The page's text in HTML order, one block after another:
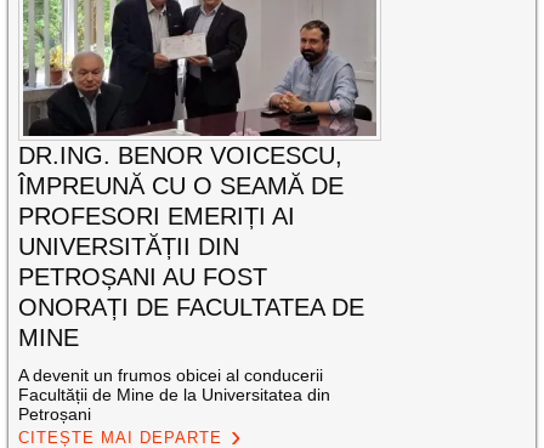
DR.ING. BENOR VOICESCU,
ÎMPREUNĂ CU O SEAMĂ DE
PROFESORI EMERIȚI AI
UNIVERSITĂȚII DIN
PETROȘANI AU FOST
ONORAȚI DE FACULTATEA DE
MINE
A devenit un frumos obicei al conducerii
Facultății de Mine de la Universitatea din
Petroșani
CITEȘTE MAI DEPARTE